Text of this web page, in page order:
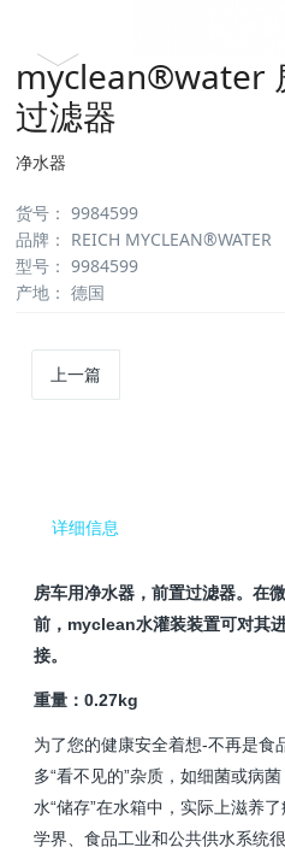
myclean®water
过滤器
净水器
货号： 9984599
品牌： REICH MYCLEAN®WATER
型号： 9984599
产地： 德国
上一篇
详细信息
房车用净水器，前置过滤器。在
前，myclean水灌装装置可对其
接。
重量：0.27kg
为了您的健康安全着想-不再是食
多“看不见的”杂质，如细菌或病
水“储存”在水箱中，实际上滋养
学界、食品工业和公共供水系统